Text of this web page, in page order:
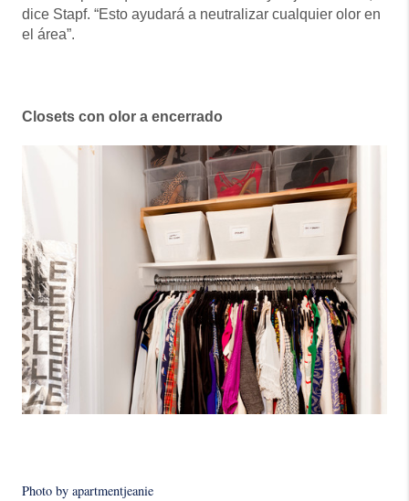
dice Stapf. “Esto ayudará a neutralizar cualquier olor en
el área”.
Closets con olor a encerrado
Photo by apartmentjeanie